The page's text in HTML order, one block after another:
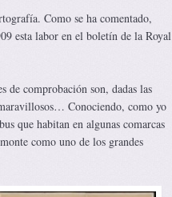
Como se ha comentado,
esta labor en el boletín de la Royal
de comprobación son, dadas las
Conociendo, como yo
que habitan en algunas comarcas
como uno de los grandes